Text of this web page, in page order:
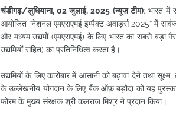
चंडीगढ़/लुधियाना, 02 जुलाई, 2025 (न्यूज़ टीम): भारत में
आयोजित “नेशनल एमएसएमई इम्पैक्ट अवार्ड्स 2025” में
और मध्यम उद्यमों (एमएसएमई) के लिए भारत का सबसे
उद्यमियों सहित) का प्रतिनिधित्व करता है।
उद्यमियों के लिए कारोबार में आसानी को बढ़ावा देने तथा
के उल्लेखनीय योगदान के लिए बैंक ऑफ़ बड़ौदा को यह
फोरम के मुख्य संरक्षक श्री कलराज मिश्र ने प्रदान किया।